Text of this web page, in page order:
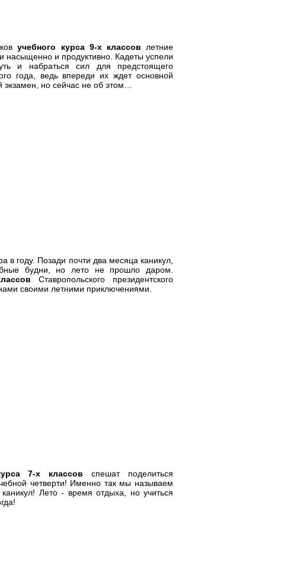
учебного курса 9-х классов летние
насыщенно и продуктивно. Кадеты успели
и набраться сил для предстоящего
года, ведь впереди их ждет основной
экзамен, но сейчас не об этом…
в году. Позади почти два месяца каникул,
будни, но лето не прошло даром.
Ставропольского президентского
своими летними приключениями.
7-х классовспешат поделиться
четверти! Именно так мы называем
Лето - время отдыха, но учиться